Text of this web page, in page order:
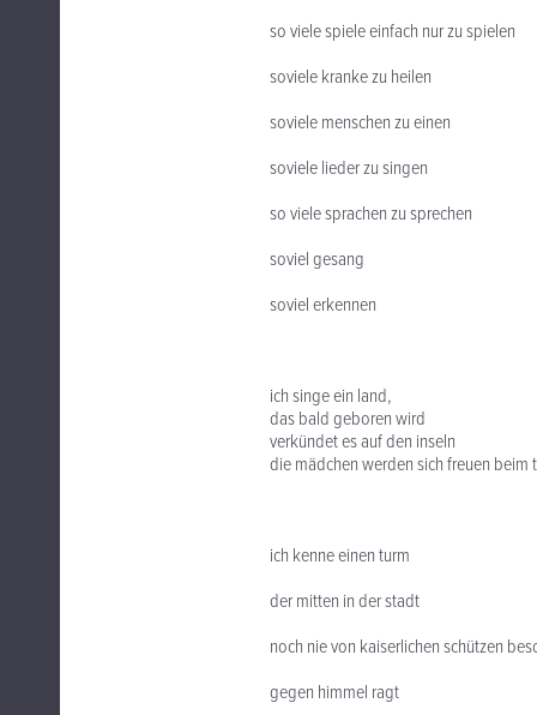
so viele spiele einfach nur zu spielen
soviele kranke zu heilen
soviele menschen zu einen
soviele lieder zu singen
so viele sprachen zu sprechen
soviel gesang
soviel erkennen
ich singe ein land,
das bald geboren wird
verkündet es auf den inseln
die mädchen werden sich freuen beim
ich kenne einen turm
der mitten in der stadt
noch nie von kaiserlichen schützen
gegen himmel ragt